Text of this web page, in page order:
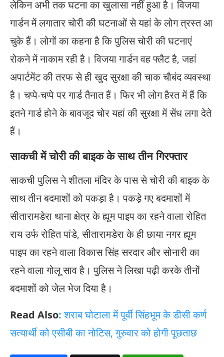
लेकिन अभी तक घटना का खुलासा नहीं हुआ है। विजया
गार्डन में लगातार चोरी की घटनाओं से यहां के लोग त्रस्त आ
चुके हैं। लोगों का कहना है कि पुलिस चोरी की घटनाएं
रोकने में नाकाम रही है। विजया गार्डन वह फ्लैट है, जहां
अपार्टमेंट की तरफ से ही खुद सुरक्षा की चाक चाैबंद व्यवस्था
है। चप्पे-चप्पे पर गार्ड तैनात हैं। फिर भी लोग हैरत में हैं कि
इतने गार्ड होने के बावजूद चोर यहां की सुरक्षा में सेंध लगा देते
हैं।
साकची में चोरी की बाइक के साथ तीन गिरफ्तार
साकची पुलिस ने शीतला मंदिर के पास से चोरी की बाइक के
साथ तीन बदमाशों को पकड़ा है। पकड़े गए बदमाशों में
सीतारामडेरा थाना क्षेत्र के ह्यूम पाइप का रहने वाला रोहित
राय उर्फ रोहित पांडे, सीतारामडेरा के ही छाया नगर ह्यूम
पाइप का रहने वाला विकास सिंह सरदार और सोनारी का
रहने वाला गोलू साव है। पुलिस ने लिखा पढ़ी करके तीनों
बदमाशों को जेल भेज दिया है।
Read Also:शराब घोटाला में पूर्वी सिंहभूम के डीसी कर्ण
सत्यार्थी को एसीबी का नोटिस, गुरुवार को होगी पूछताछ